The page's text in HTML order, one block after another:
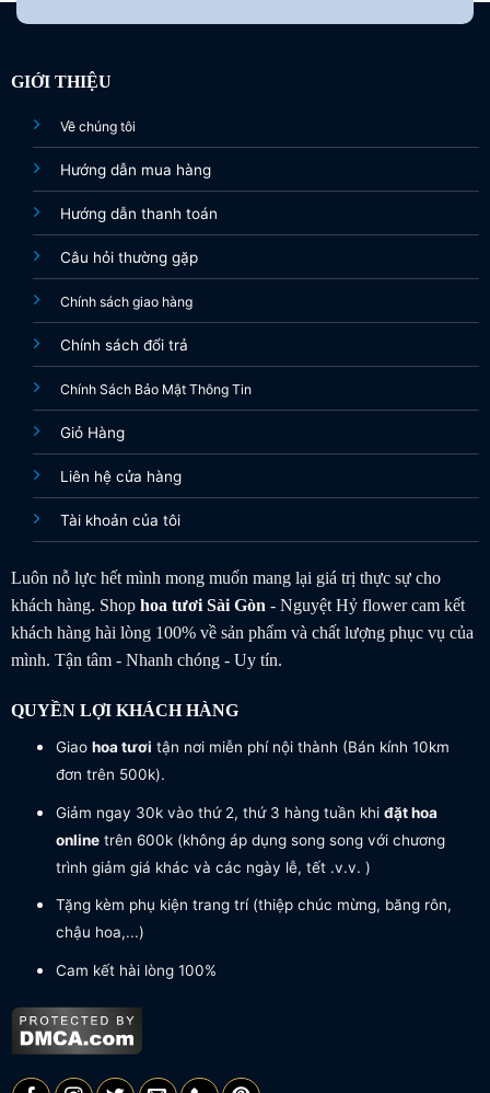
GIỚI THIỆU
Về chúng tôi
Hướng dẫn mua hàng
Hướng dẫn thanh toán
Câu hỏi thường gặp
Chính sách giao hàng
Chính sách đổi trả
Chính Sách Bảo Mật Thông Tin
Giỏ Hàng
Liên hệ cửa hàng
Tài khoản của tôi
Luôn nỗ lực hết mình mong muốn mang lại giá trị thực sự cho
khách hàng. Shop hoa tươiSài Gòn- Nguyệt Hỷ flower cam kết
khách hàng hài lòng 100% về sản phẩm và chất lượng phục vụ của
mình. Tận tâm - Nhanh chóng - Uy tín.
QUYỀN LỢI KHÁCH HÀNG
Giao hoa tươi tận nơi miễn phí nội thành (Bán kính 10km
đơn trên 500k).
Giảm ngay 30k vào thứ 2, thứ 3 hàng tuần khi đặt hoa
onlinetrên 600k (không áp dụng song song với chương
trình giảm giá khác và các ngày lễ, tết .v.v. )
Tặng kèm phụ kiện trang trí (thiệp chúc mừng, băng rôn,
chậu hoa,...)
Cam kết hài lòng 100%